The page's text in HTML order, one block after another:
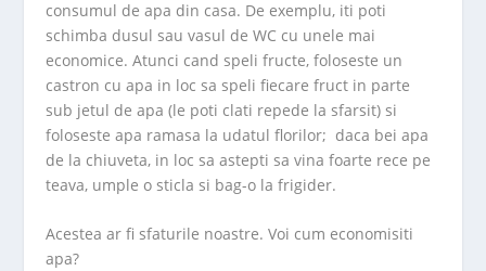
consumul de apa din casa. De exemplu, iti poti
schimba dusul sau vasul de WC cu unele mai
economice. Atunci cand speli fructe, foloseste un
castron cu apa in loc sa speli fiecare fruct in parte
sub jetul de apa (le poti clati repede la sfarsit) si
foloseste apa ramasa la udatul florilor; daca bei apa
de la chiuveta, in loc sa astepti sa vina foarte rece pe
teava, umple o sticla si bag-o la frigider.
Acestea ar fi sfaturile noastre. Voi cum economisiti
apa?